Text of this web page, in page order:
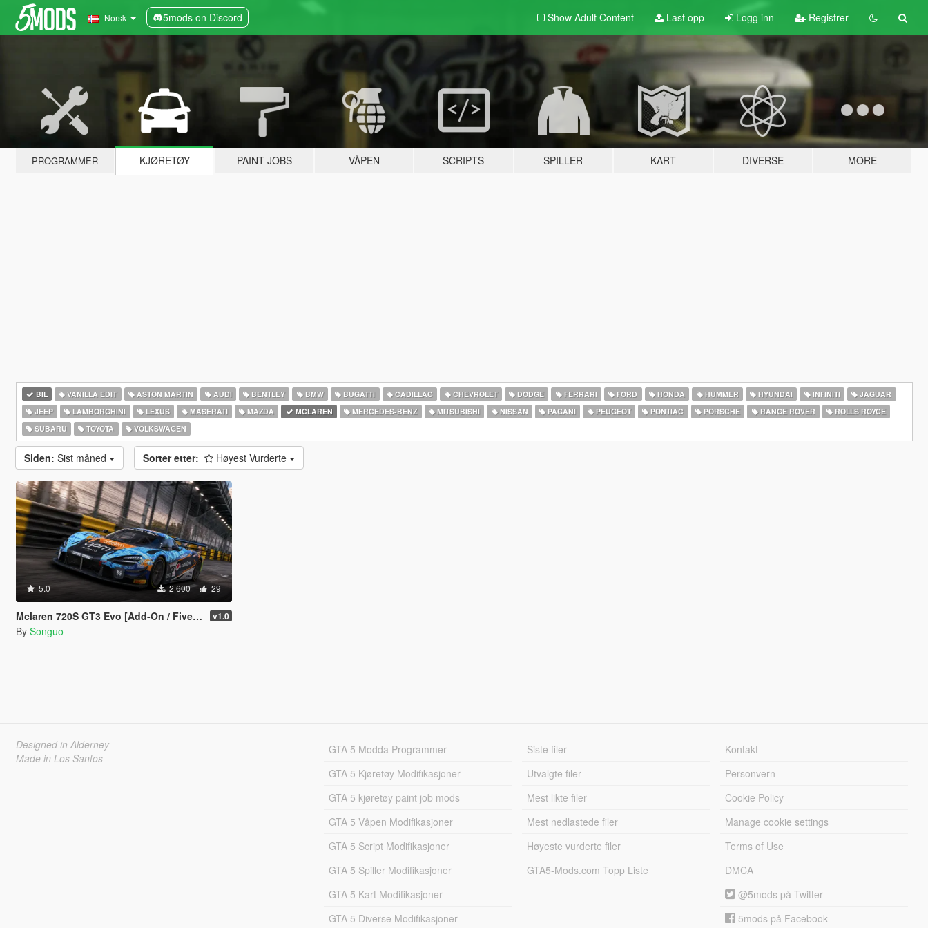
Norsk 5mods on Discord Show Adult Content Last opp Logg inn Registrer
PROGRAMMER KJØRETØY PAINT JOBS VÅPEN SCRIPTS SPILLER KART DIVERSE MORE
BIL VANILLA EDIT ASTON MARTIN AUDI BENTLEY BMW BUGATTI CADILLAC CHEVROLET DODGE FERRARI FORD HONDA HUMMER HYUNDAI INFINITI
JAGUAR
JEEP
LAMBORGHINI LEXUS MASERATI MAZDA MCLAREN MERCEDES-BENZ MITSUBISHI NISSAN PAGANI PEUGEOT PONTIAC PORSCHE RANGE ROVER
ROLLS ROYCE
SUBARU
TOYOTA VOLKSWAGEN
Siden: Sist måned Sorter etter: Høyest Vurderte
5.0 2 600 29
Mclaren 720S GT3 Evo [Add-On / FiveM / Tuning / Template] v1.0
By Songuo
Designed in Alderney
Made in Los Santos
GTA 5 Modda Programmer
GTA 5 Kjøretøy Modifikasjoner
GTA 5 kjøretøy paint job mods
GTA 5 Våpen Modifikasjoner
GTA 5 Script Modifikasjoner
GTA 5 Spiller Modifikasjoner
GTA 5 Kart Modifikasjoner
GTA 5 Diverse Modifikasjoner
Siste filer
Utvalgte filer
Mest likte filer
Mest nedlastede filer
Høyeste vurderte filer
GTA5-Mods.com Topp Liste
Kontakt
Personvern
Cookie Policy
Manage cookie settings
Terms of Use
DMCA
@5mods på Twitter
5mods på Facebook